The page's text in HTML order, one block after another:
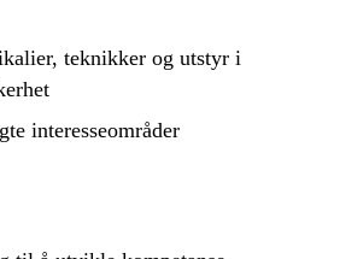
teknikker og utstyr i
interesseområder